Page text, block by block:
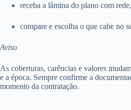
receba a lâmina do plano com
compare e escolha o que cabe no
Aviso
As coberturas, carências e valores
e a época. Sempre confirme a
momento da contratação.